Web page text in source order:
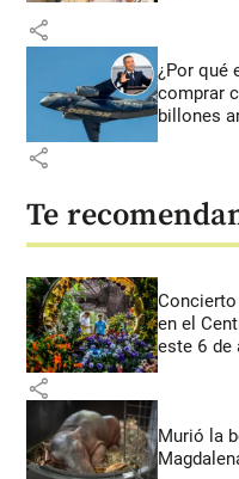
share
¿Por qué
comprar
billones
share
Te
en el
este 6 de
share
Murió la